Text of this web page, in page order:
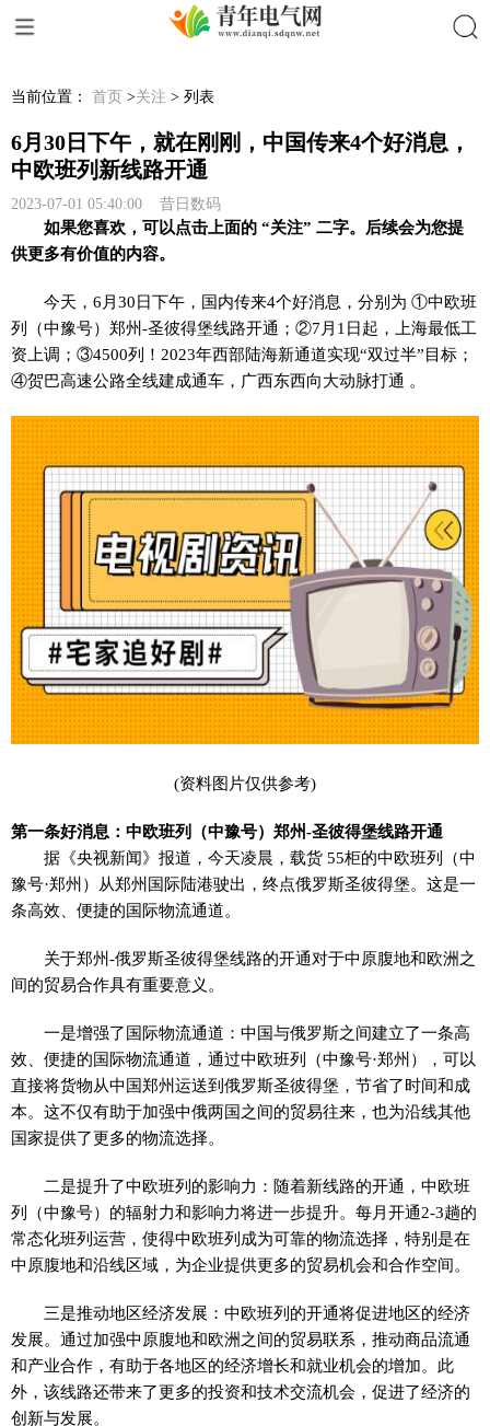
当前位置： 首页 >关注 > 列表
6月30日下午，就在刚刚，中国传来4个好消息，
中欧班列新线路开通
2023-07-01 05:40:00 昔日数码
如果您喜欢，可以点击上面的 “关注” 二字。后续会为您提
供更多有价值的内容。
今天，6月30日下午，国内传来4个好消息，分别为 ①中欧班
列（中豫号）郑州-圣彼得堡线路开通；②7月1日起，上海最低工
资上调；③4500列！2023年西部陆海新通道实现“双过半”目标；
④贺巴高速公路全线建成通车，广西东西向大动脉打通 。
(资料图片仅供参考)
第一条好消息：中欧班列（中豫号）郑州-圣彼得堡线路开通
据《央视新闻》报道，今天凌晨，载货 55柜的中欧班列（中
豫号·郑州）从郑州国际陆港驶出，终点俄罗斯圣彼得堡。这是一
条高效、便捷的国际物流通道。
关于郑州-俄罗斯圣彼得堡线路的开通对于中原腹地和欧洲之
间的贸易合作具有重要意义。
一是增强了国际物流通道：中国与俄罗斯之间建立了一条高
效、便捷的国际物流通道，通过中欧班列（中豫号·郑州），可以
直接将货物从中国郑州运送到俄罗斯圣彼得堡，节省了时间和成
本。这不仅有助于加强中俄两国之间的贸易往来，也为沿线其他
国家提供了更多的物流选择。
二是提升了中欧班列的影响力：随着新线路的开通，中欧班
列（中豫号）的辐射力和影响力将进一步提升。每月开通2-3趟的
常态化班列运营，使得中欧班列成为可靠的物流选择，特别是在
中原腹地和沿线区域，为企业提供更多的贸易机会和合作空间。
三是推动地区经济发展：中欧班列的开通将促进地区的经济
发展。通过加强中原腹地和欧洲之间的贸易联系，推动商品流通
和产业合作，有助于各地区的经济增长和就业机会的增加。此
外，该线路还带来了更多的投资和技术交流机会，促进了经济的
创新与发展。